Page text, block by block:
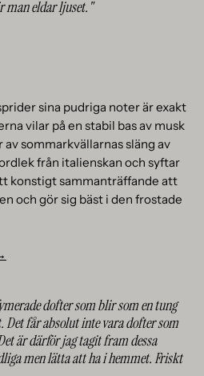
man eldar ljuset."
sina pudriga noter är exakt
vilar på en stabil bas av musk
sommarkvällarnas släng av
från italienskan och syftar
konstigt sammanträffande att
och gör sig bäst i den frostade
dofter som blir som en tung
Det får absolut inte vara dofter som
är därför jag tagit fram dessa
men lätta att ha i hemmet. Friskt